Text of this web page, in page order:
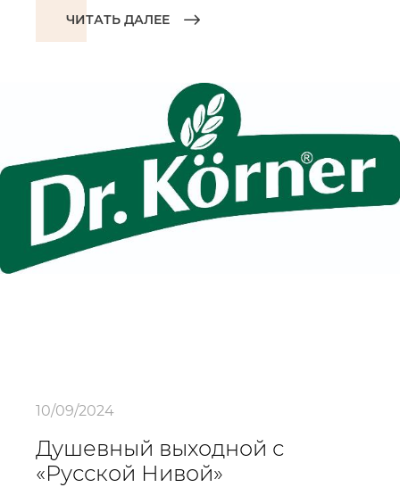
ЧИТАТЬ ДАЛЕЕ
10/09/2024
Душевный выходной с
«Русской Нивой»